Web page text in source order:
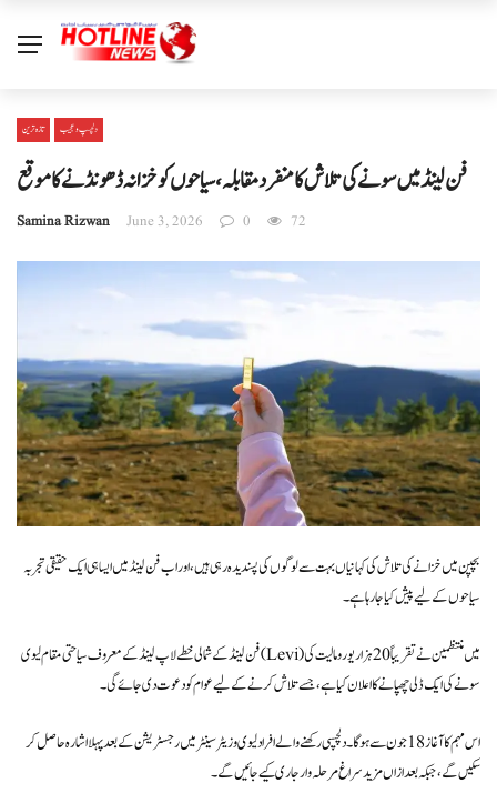
تازہ ترین دلچسپ و عجیب
فن لینڈ میں سونے کی تلاش کا منفرد مقابلہ، سیاحوں کو خزانہ ڈھونڈنے کا موقع
Samina Rizwan June 3, 2026 0 72
بچپن میں خزانے کی تلاش کی کہانیاں بہت سے لوگوں کی پسندیدہ رہی ہیں، اور اب فن لینڈ میں ایسا ہی ایک حقیقی تجربہ
سیاحوں کے لیے پیش کیا جا رہا ہے۔
فن لینڈ کے شمالی خطے لاپ لینڈ کے معروف سیاحتی مقام لیوی (Levi) میں منتظمین نے تقریباً 20 ہزار یورو مالیت کی
سونے کی ایک ڈلی چھپانے کا اعلان کیا ہے، جسے تلاش کرنے کے لیے عوام کو دعوت دی جائے گی۔
اس مہم کا آغاز 18 جون سے ہوگا۔ دلچسپی رکھنے والے افراد لیوی وزیٹر سینٹر میں رجسٹریشن کے بعد پہلا اشارہ حاصل کر
سکیں گے، جبکہ بعد ازاں مزید سراغ مرحلہ وار جاری کیے جائیں گے۔